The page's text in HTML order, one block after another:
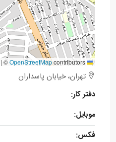
| ©OpenStreetMapcontributors
تهران، خیابان پاسداران
دفتر کار:
موبایل:
فکس: